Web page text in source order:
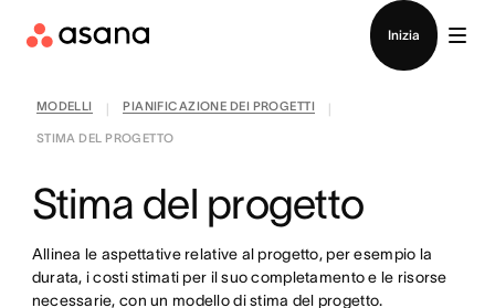
Inizia
MODELLI PIANIFICAZIONE DEI PROGETTI
STIMA DEL PROGETTO
Stima del progetto
Allinea le aspettative relative al progetto, per esempio la
durata, i costi stimati per il suo completamento e le risorse
necessarie, con un modello di stima del progetto.